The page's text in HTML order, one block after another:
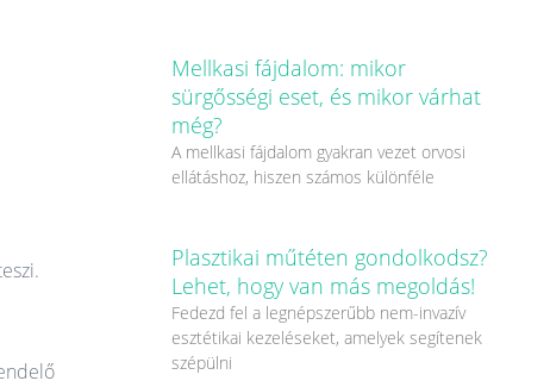
Mellkasi fájdalom: mikor
sürgősségi eset, és mikor várhat
még?
A mellkasi fájdalom gyakran vezet orvosi
ellátáshoz, hiszen számos különféle
Plasztikai műtéten gondolkodsz?
Lehet, hogy van más megoldás!
Fedezd fel a legnépszerűbb nem-invazív
esztétikai kezeléseket, amelyek segítenek
szépülni